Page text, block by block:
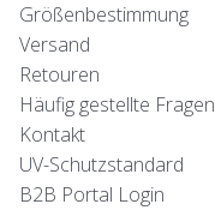
Größenbestimmung
Versand
Retouren
Häufig gestellte Fragen
Kontakt
UV-Schutzstandard
B2B Portal Login